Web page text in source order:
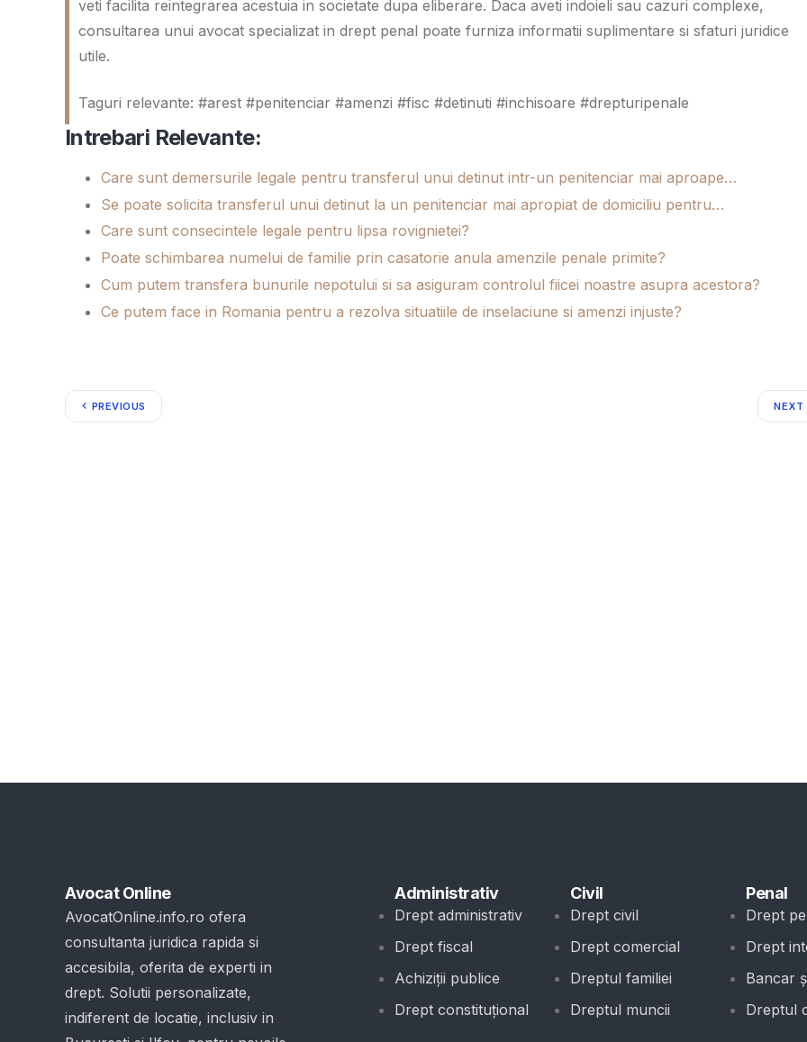
veti facilita reintegrarea acestuia in societate dupa eliberare. Daca aveti indoieli sau cazuri complexe,
consultarea unui avocat specializat in drept penal poate furniza informatii suplimentare si sfaturi juridice
utile.
Taguri relevante: #arest #penitenciar #amenzi #fisc #detinuti #inchisoare #drepturipenale
Intrebari Relevante:
Care sunt demersurile legale pentru transferul unui detinut intr-un penitenciar mai aproape…
Se poate solicita transferul unui detinut la un penitenciar mai apropiat de domiciliu pentru…
Care sunt consecintele legale pentru lipsa rovignietei?
Poate schimbarea numelui de familie prin casatorie anula amenzile penale primite?
Cum putem transfera bunurile nepotului si sa asiguram controlul fiicei noastre asupra acestora?
Ce putem face in Romania pentru a rezolva situatiile de inselaciune si amenzi injuste?
PREVIOUS NEXT
Avocat Online
AvocatOnline.info.ro ofera
consultanta juridica rapida si
accesibila, oferita de experti in
drept. Solutii personalizate,
indiferent de locatie, inclusiv in
Administrativ
Drept administrativ
Drept fiscal
Achiziții publice
Drept constituțional
Civil
Drept civil
Drept comercial
Dreptul familiei
Dreptul muncii
Penal
Drept
Drept
Bancar
Dreptul